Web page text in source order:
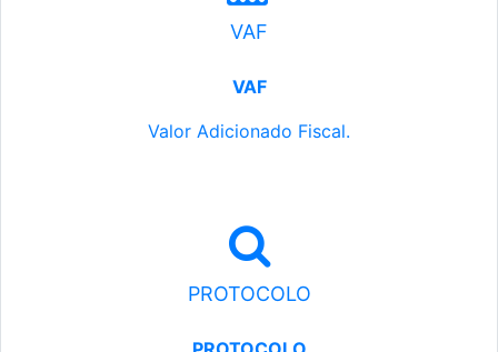
VAF
VAF
Valor Adicionado Fiscal.
PROTOCOLO